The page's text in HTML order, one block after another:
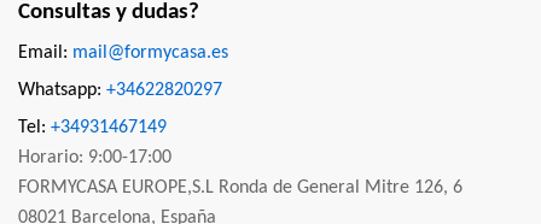
Consultas y dudas?
Email: mail@formycasa.es
Whatsapp: +34622820297
Tel: +34931467149
Horario: 9:00-17:00
FORMYCASA EUROPE,S.L Ronda de General Mitre 126, 6
08021 Barcelona, España